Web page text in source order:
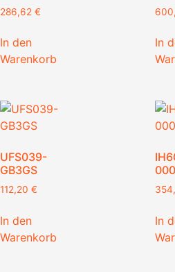
286,62 €
In den
Warenkorb
In
UFS039-
GB3GS
112,20 €
In den
Warenkorb
In